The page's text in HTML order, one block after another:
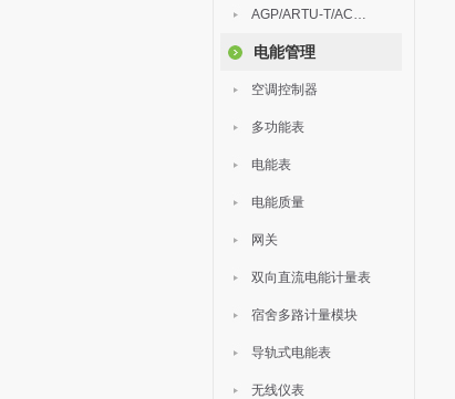
AGP/ARTU-T/ACM/ADDC
电能管理
空调控制器
多功能表
电能表
电能质量
网关
双向直流电能计量表
宿舍多路计量模块
导轨式电能表
无线仪表